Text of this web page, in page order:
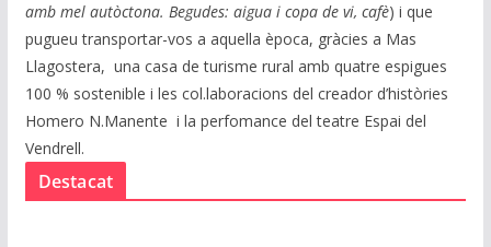
amb mel autòctona. Begudes: aigua i copa de vi, cafè) i que
pugueu transportar-vos a aquella època, gràcies a Mas
Llagostera, una casa de turisme rural amb quatre espigues
100 % sostenible i les col.laboracions del creador d’històries
Homero N.Manente i la perfomance del teatre Espai del
Vendrell.
Destacat